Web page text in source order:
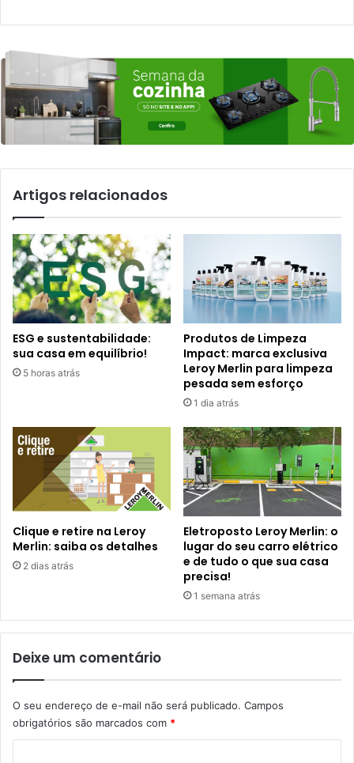
Artigos relacionados
ESG e sustentabilidade:
sua casa em equilíbrio!
5 horas atrás
Produtos de Limpeza
Impact: marca exclusiva
Leroy Merlin para limpeza
pesada sem esforço
1 dia atrás
Clique e retire na Leroy
Merlin: saiba os detalhes
2 dias atrás
Eletroposto Leroy Merlin: o
lugar do seu carro elétrico
e de tudo o que sua casa
precisa!
1 semana atrás
Deixe um comentário
O seu endereço de e-mail não será publicado. Campos
obrigatórios são marcados com *